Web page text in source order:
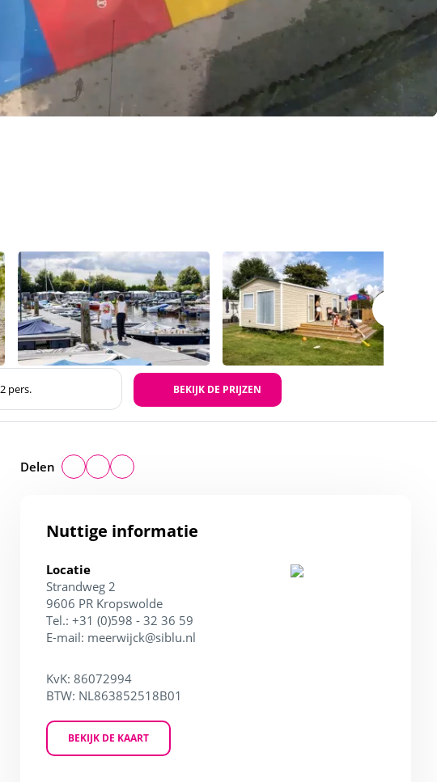
BEKIJK DE PRIJZEN
Delen
Nuttige informatie
Locatie
Strandweg 2
9606 PR Kropswolde
Tel.: +31 (0)598 - 32 36 59
E-mail: meerwijck@siblu.nl
KvK: 86072994
BTW: NL863852518B01
BEKIJK DE KAART